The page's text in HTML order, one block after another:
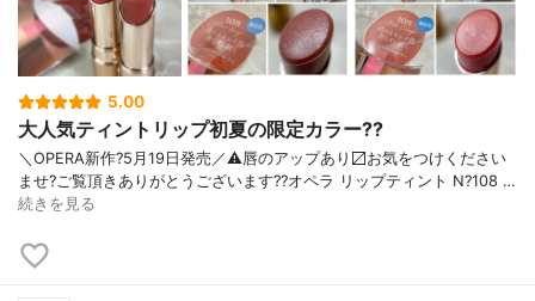
5.00
大人気ティントリップ初夏の限定カラー??
＼OPERA新作?5月19日発売／ ⚠️唇のアップあり〼 お気をつけください
ませ? ご覧頂きありがとうございます? ?オペラ リップティント N ?108 …
続きを見る